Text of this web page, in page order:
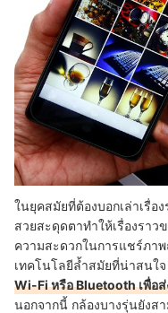
ในยุคสมัยที่ต้องบอกเล่าเรื่อ
สวยสะดุดตาทำให้เรื่องรา
ความสะดวกในการแชร์ภาพ
เทคโนโลยีล้ำสมัยที่น่าสนใ
Wi-Fi หรือ Bluetooth เพื่
นอกจากนี้ กล้องบางรุ่นยังส